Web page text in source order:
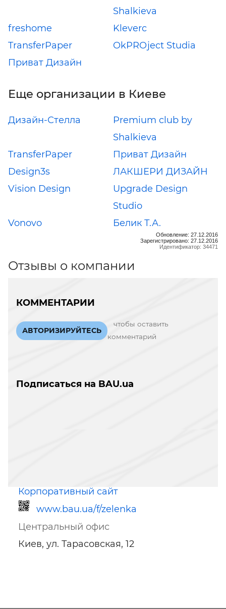
Shalkieva
freshome
Kleverc
TransferPaper
OkPROject Studia
Приват Дизайн
Еще организации в Киеве
Дизайн-Стелла
Premium club by
Shalkieva
TransferPaper
Приват Дизайн
Design3s
ЛАКШЕРИ ДИЗАЙН
Vision Design
Upgrade Design
Studio
Vonovo
Белик Т.А.
Обновление: 27.12.2016
Зарегистрировано: 27.12.2016
Идентификатор: 34471
Отзывы о компании
КОММЕНТАРИИ
АВТОРИЗИРУЙТЕСЬ
чтобы оставить
комментарий
Подписаться на BAU.ua
Корпоративный сайт
www.bau.ua/f/zelenka
Центральный офис
Киев, ул. Тарасовская, 12